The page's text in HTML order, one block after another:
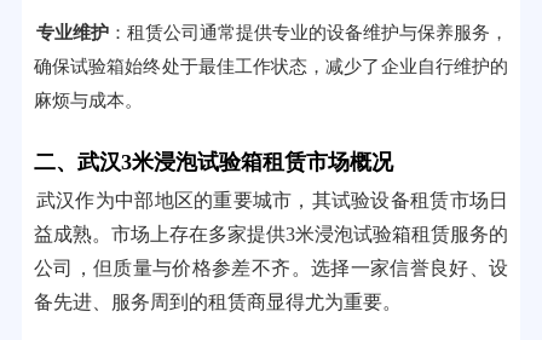
专业维护：租赁公司通常提供专业的设备维护与保养服务，
确保试验箱始终处于最佳工作状态，减少了企业自行维护的
麻烦与成本。
二、武汉3米浸泡试验箱租赁市场概况
武汉作为中部地区的重要城市，其试验设备租赁市场日
益成熟。市场上存在多家提供3米浸泡试验箱租赁服务的
公司，但质量与价格参差不齐。选择一家信誉良好、设
备先进、服务周到的租赁商显得尤为重要。